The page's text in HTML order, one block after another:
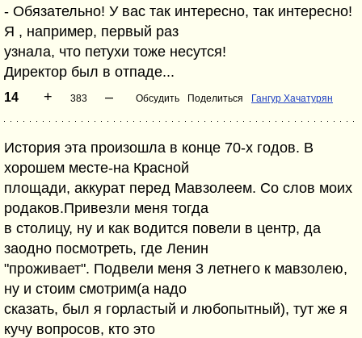
- Обязательно! У вас так интересно, так интересно!
Я , например, первый раз
узнала, что петухи тоже несутся!
Директор был в отпаде...
14 + 383 – Обсудить Поделиться Гангур Хачатурян
История эта произошла в конце 70-х годов. В
хорошем месте-на Красной
площади, аккурат перед Мавзолеем. Со слов моих
родаков.Привезли меня тогда
в столицу, ну и как водится повели в центр, да
заодно посмотреть, где Ленин
"проживает". Подвели меня 3 летнего к мавзолею,
ну и стоим смотрим(а надо
сказать, был я горластый и любопытный), тут же я
кучу вопросов, кто это